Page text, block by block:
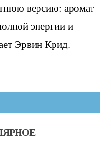
версию: аромат
энергии и
Эрвин Крид.